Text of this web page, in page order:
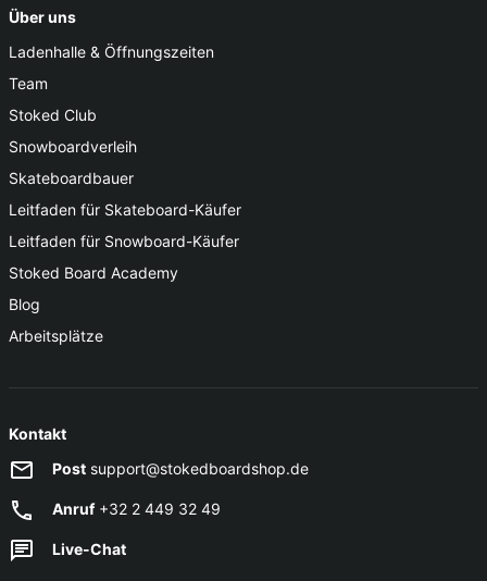
Über uns
Ladenhalle & Öffnungszeiten
Team
Stoked Club
Snowboardverleih
Skateboardbauer
Leitfaden für Skateboard-Käufer
Leitfaden für Snowboard-Käufer
Stoked Board Academy
Blog
Arbeitsplätze
Kontakt
Post support@stokedboardshop.de
Anruf+32 2 449 32 49
Live-Chat